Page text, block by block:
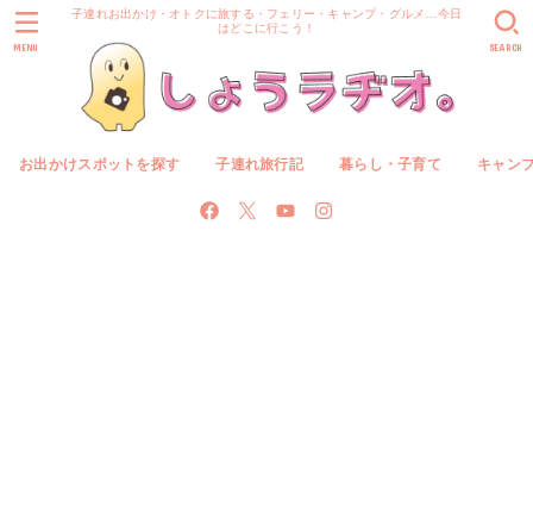
子連れお出かけ・オトクに旅する・フェリー・キャンプ・グルメ…今日
はどこに行こう！
お出かけスポットを探す 子連れ旅行記 暮らし・子育て キャン
SEARCH
MENU